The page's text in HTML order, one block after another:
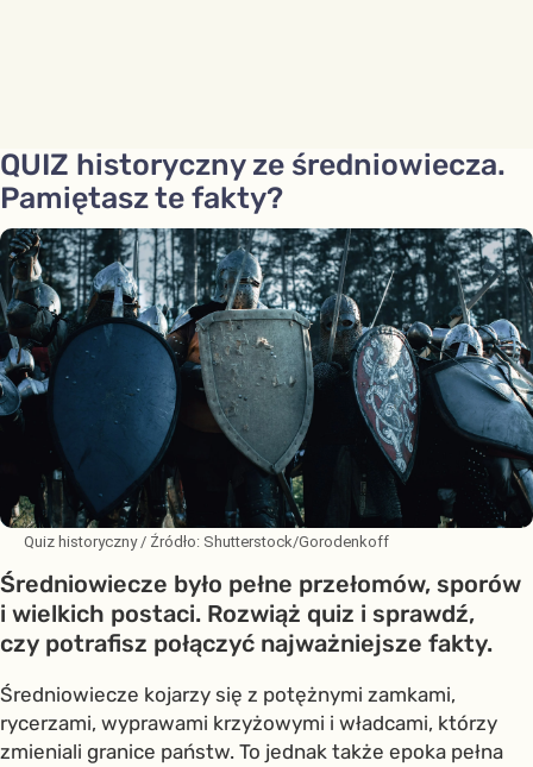
QUIZ historyczny ze średniowiecza.
Pamiętasz te fakty?
Quiz historyczny/ Źródło: Shutterstock/Gorodenkoff
Średniowiecze było pełne przełomów, sporów
i wielkich postaci. Rozwiąż quiz i sprawdź,
czy potrafisz połączyć najważniejsze fakty.
Średniowiecze kojarzy się z potężnymi zamkami,
rycerzami, wyprawami krzyżowymi i władcami, którzy
zmieniali granice państw. To jednak także epoka pełna